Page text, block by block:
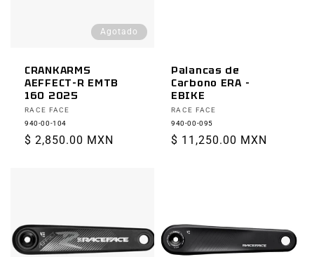
Agotado
CRANKARMS
AEFFECT-R EMTB
160 2025
Proveedor:
RACE FACE
940-00-104
Precio
$ 2,850.00 MXN
Palancas de
Carbono ERA -
EBIKE
Proveedor:
RACE FACE
940-00-095
Precio
$ 11,250.00 MXN